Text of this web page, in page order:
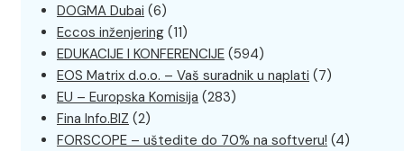
DOGMA Dubai (6)
Eccos inženjering (11)
EDUKACIJE I KONFERENCIJE (594)
EOS Matrix d.o.o. – Vaš suradnik u naplati (7)
EU – Europska Komisija (283)
Fina Info.BIZ (2)
FORSCOPE – uštedite do 70% na softveru! (4)